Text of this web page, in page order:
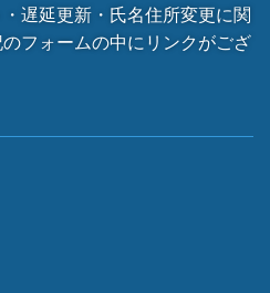
遅延更新・氏名住所変更に関
フォームの中にリンクがござ